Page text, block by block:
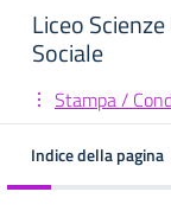
Liceo
Sociale
Stampa /
Indice della pagina